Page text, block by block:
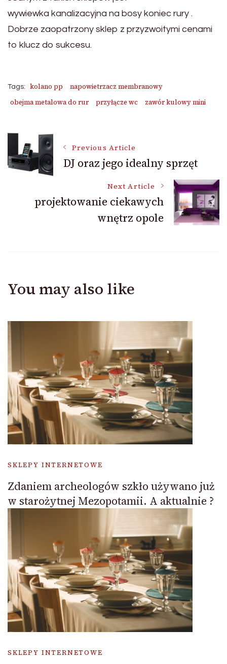
wywiewka kanalizacyjna na bosy koniec rury .
Dobrze zaopatrzony sklep z przyzwoitymi cenami
to klucz do sukcesu.
Tags: kolano pp
napowietrzacz membranowy
obejma metalowa do rur
przyłącze wc zawór kulowy mini
Post
Navigation
Previous Article
DJ oraz jego idealny sprzęt
Next Article
projektowanie ciekawych
wnętrz opole
You may also like
SKLEPY INTERNETOWE
Zdaniem archeologów szkło używano już
w starożytnej Mezopotamii. A aktualnie ?
SKLEPY INTERNETOWE